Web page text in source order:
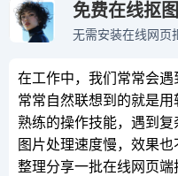
免费在线抠
无需安装在线网页
在工作中，我们常常会遇
常常自然联想到的就是用
熟练的操作技能，遇到
图片处理速度慢，效果
整理分享一批在线网页端